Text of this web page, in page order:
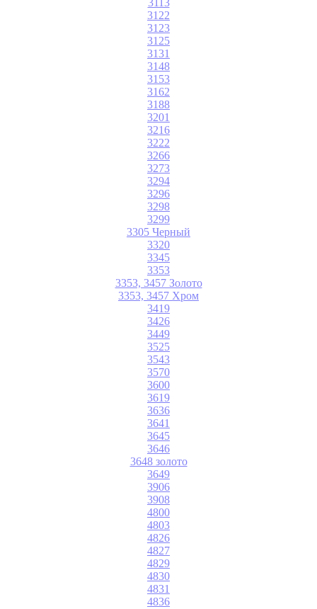
3122
3123
3125
3131
3148
3153
3162
3188
3201
3216
3222
3266
3273
3294
3296
3298
3299
3305 Черный
3320
3345
3353
3353, 3457 Золото
3353, 3457 Хром
3419
3426
3449
3525
3543
3570
3600
3619
3636
3641
3645
3646
3648 золото
3649
3906
3908
4800
4803
4826
4827
4829
4830
4831
4836